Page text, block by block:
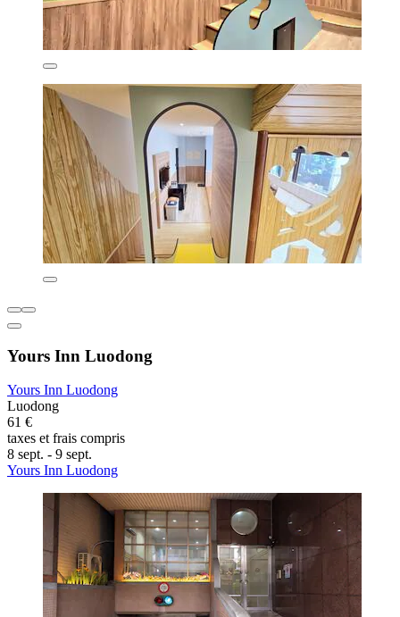
Yours Inn Luodong
Yours Inn Luodong
Luodong
61 €
taxes et frais compris
8 sept. - 9 sept.
Yours Inn Luodong